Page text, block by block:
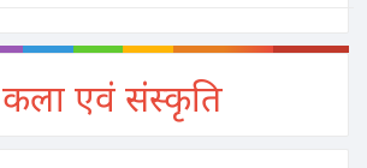
कला एवं संस्कृति